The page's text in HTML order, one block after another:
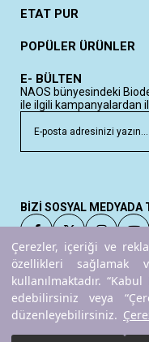
Çerezler, içeriği ve
özellikleri
kullanılmaktadır.
edebilirsiniz veya
düzenleyebilirsiniz.
ETAT PUR
POPÜLER ÜRÜNLER
E- BÜLTEN
NAOS bünyesindeki
ile ilgili kampanyalardan
BİZİ SOSYAL MEDYADA
Copyright©